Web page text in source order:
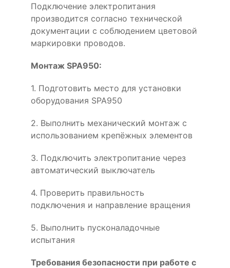
Подключение электропитания
производится согласно технической
документации с соблюдением цветовой
маркировки проводов.
Монтаж SPA950:
1. Подготовить место для установки
оборудования SPA950
2. Выполнить механический монтаж с
использованием крепёжных элементов
3. Подключить электропитание через
автоматический выключатель
4. Проверить правильность
подключения и направление вращения
5. Выполнить пусконаладочные
испытания
Требования безопасности при работе с